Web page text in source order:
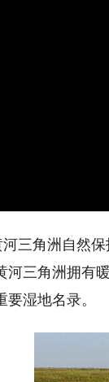
三角洲自然
河三角洲拥有
湿地名录。